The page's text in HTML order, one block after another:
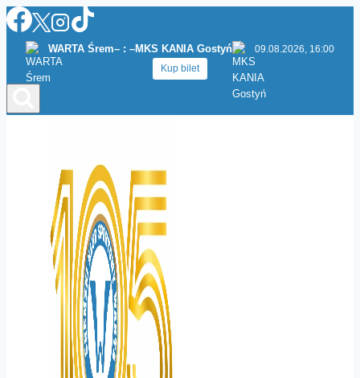
Przejdź
do
treści
WARTA Śrem– : –MKS KANIA Gostyń
09.08.2026, 16:00
Kup bilet